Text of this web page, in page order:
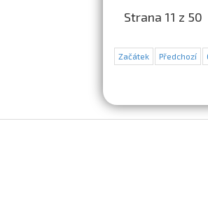
Strana 11 z 50
Začátek Předchozí